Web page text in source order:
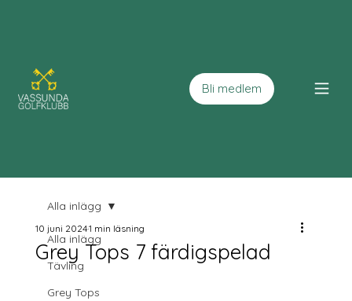
Bli medlem
Alla inlägg
Tävling
Grey Tops
Alla inlägg
Grey Tops 7 färdigspelad
10 juni 20241 min läsning